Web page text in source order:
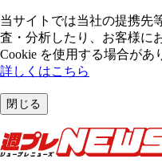
当サイトでは当社の提携先
査・分析したり、お客様に
Cookie を使⽤する場合があ
詳しくはこちら
閉じる